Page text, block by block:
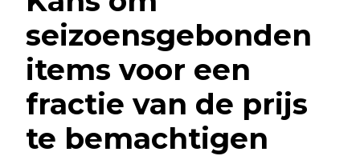
seizoensgebonden
items voor een
fractie van de prijs
te bemachtigen